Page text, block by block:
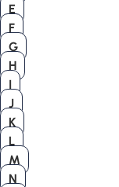
E
F
G
H
I
J
K
L
M
N